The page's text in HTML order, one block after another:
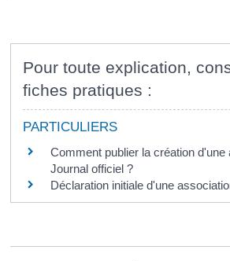
Pour toute explication,
fiches pratiques :
PARTICULIERS
Comment publier la création d'une
Journal officiel ?
Déclaration initiale d'une